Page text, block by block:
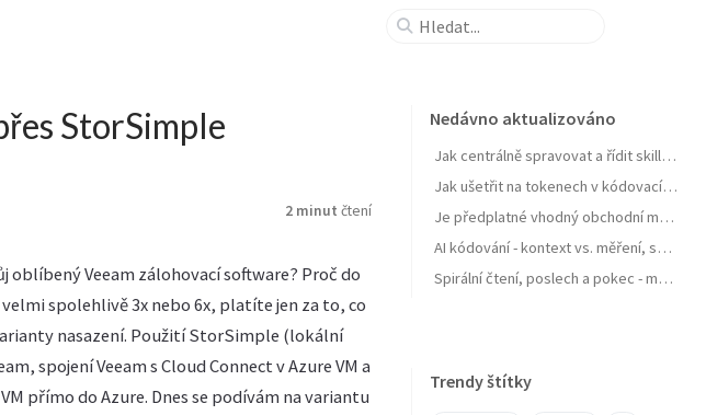
StorSimple
2 minut čtení
Veeam zálohovací software? Proč do
spolehlivě 3x nebo 6x, platíte jen za to, co
nasazení. Použití StorSimple (lokální
spojení Veeam s Cloud Connect v Azure VM a
přímo do Azure. Dnes se podívám na variantu
Nedávno aktualizováno
Jak centrálně spravovat a řídit skills pro agenty a zejména jejich samostatné zlepšování
Jak ušetřit na tokenech v kódovacích agentech typu GitHub Copilot
Je předplatné vhodný obchodní model pro AI produkt? Zdražuje AI? Zdražují tokeny? Nebo se jen najíždí na férový model?
AI kódování - kontext vs. měření, software jako paměť, váš software se učit nebudu, OpenClaw a chytrá domácnost
Spirální čtení, poslech a pokec - moje AI workflow pro nasání knihy do mozku
Trendy štítky